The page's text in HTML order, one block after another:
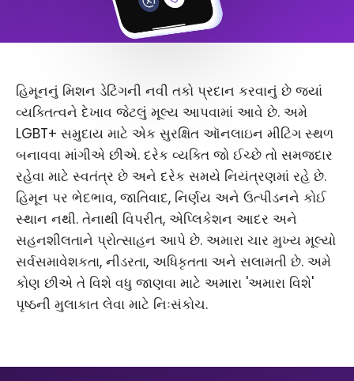
હિમૂનનું મિશન ડેટિંગની નવી તકો પ્રદાન કરવાનું છે જ્યાં
વ્યક્તિત્વને દેખાવ જેટલું મૂલ્ય આપવામાં આવે છે. અમે
LGBT+ સમુદાય માટે એક સુરક્ષિત ઑનલાઇન મીટિંગ સ્થળ
બનાવવા માંગીએ છીએ. દરેક વ્યક્તિ જો ઈચ્છે તો સમજદાર
રહેવા માટે સ્વતંત્ર છે અને દરેક સમયે નિયંત્રણમાં રહે છે.
હિમૂન પર ભેદભાવ, જાતિવાદ, નિર્ણય અને ઉત્પીડનને કોઈ
સ્થાન નથી. તેનાથી વિપરીત, એપ્લિકેશન આદર અને
સહનશીલતાને પ્રોત્સાહન આપે છે. અમારા ચાર મુખ્ય મૂલ્યો
સર્વસમાવેશકતા, નીડરતા, અધિકૃતતા અને સલામતી છે. અમે
કોણ છીએ તે વિશે વધુ જાણવા માટે અમારા 'અમારા વિશે'
પૃષ્ઠની મુલાકાત લેવા માટે નિઃસંકોચ.